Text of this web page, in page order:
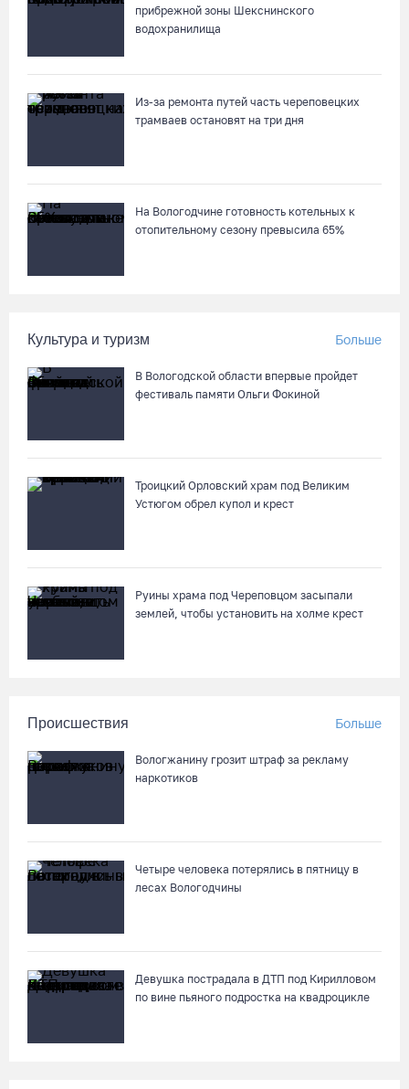
прибрежной зоны Шекснинского
водохранилища
Из-за ремонта путей часть череповецких
трамваев остановят на три дня
На Вологодчине готовность котельных к
отопительному сезону превысила 65%
Культура и туризм Больше
В Вологодской области впервые пройдет
фестиваль памяти Ольги Фокиной
Троицкий Орловский храм под Великим
Устюгом обрел купол и крест
Руины храма под Череповцом засыпали
землей, чтобы установить на холме крест
Происшествия Больше
Вологжанину грозит штраф за рекламу
наркотиков
Четыре человека потерялись в пятницу в
лесах Вологодчины
Девушка пострадала в ДТП под Кирилловом
по вине пьяного подростка на квадроцикле